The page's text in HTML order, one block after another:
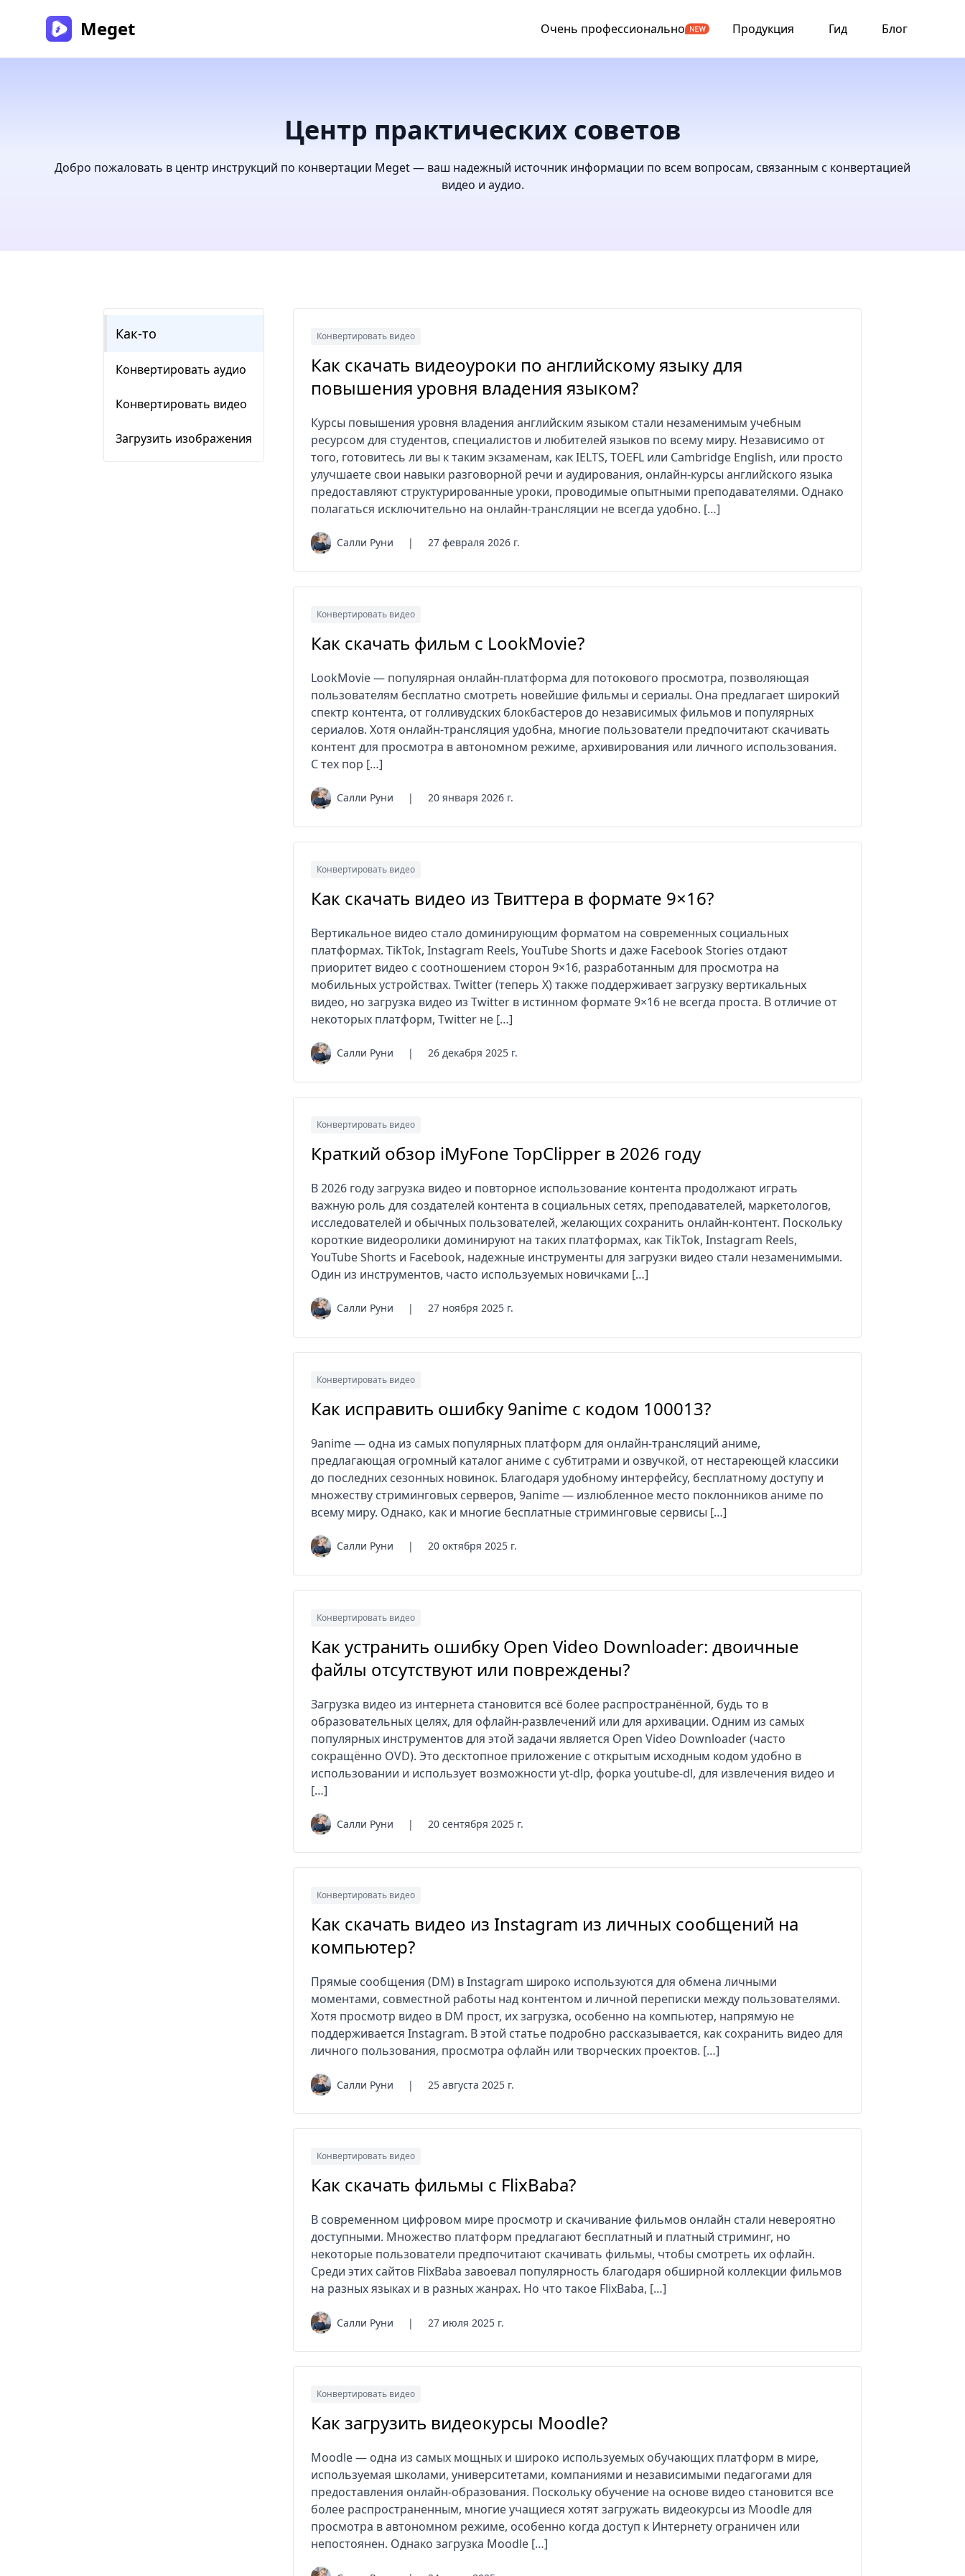
Meget Очень профессионально Продукция Гид Блог
Центр практических советов
Добро пожаловать в центр инструкций по конвертации Meget — ваш надежный источник информации по всем вопросам, связанным с конвертацией
видео и аудио.
Как-то
Конвертировать аудио
Конвертировать видео
Загрузить изображения
Конвертировать видео
Как скачать видеоуроки по английскому языку для
повышения уровня владения языком?
Курсы повышения уровня владения английским языком стали незаменимым учебным
ресурсом для студентов, специалистов и любителей языков по всему миру. Независимо от
того, готовитесь ли вы к таким экзаменам, как IELTS, TOEFL или Cambridge English, или просто
улучшаете свои навыки разговорной речи и аудирования, онлайн-курсы английского языка
предоставляют структурированные уроки, проводимые опытными преподавателями. Однако
полагаться исключительно на онлайн-трансляции не всегда удобно. […]
Салли Руни | 27 февраля 2026 г.
Конвертировать видео
Как скачать фильм с LookMovie?
LookMovie — популярная онлайн-платформа для потокового просмотра, позволяющая
пользователям бесплатно смотреть новейшие фильмы и сериалы. Она предлагает широкий
спектр контента, от голливудских блокбастеров до независимых фильмов и популярных
сериалов. Хотя онлайн-трансляция удобна, многие пользователи предпочитают скачивать
контент для просмотра в автономном режиме, архивирования или личного использования.
С тех пор […]
Салли Руни | 20 января 2026 г.
Конвертировать видео
Как скачать видео из Твиттера в формате 9×16?
Вертикальное видео стало доминирующим форматом на современных социальных
платформах. TikTok, Instagram Reels, YouTube Shorts и даже Facebook Stories отдают
приоритет видео с соотношением сторон 9×16, разработанным для просмотра на
мобильных устройствах. Twitter (теперь X) также поддерживает загрузку вертикальных
видео, но загрузка видео из Twitter в истинном формате 9×16 не всегда проста. В отличие от
некоторых платформ, Twitter не […]
Салли Руни | 26 декабря 2025 г.
Конвертировать видео
Краткий обзор iMyFone TopClipper в 2026 году
В 2026 году загрузка видео и повторное использование контента продолжают играть
важную роль для создателей контента в социальных сетях, преподавателей, маркетологов,
исследователей и обычных пользователей, желающих сохранить онлайн-контент. Поскольку
короткие видеоролики доминируют на таких платформах, как TikTok, Instagram Reels,
YouTube Shorts и Facebook, надежные инструменты для загрузки видео стали незаменимыми.
Один из инструментов, часто используемых новичками […]
Салли Руни | 27 ноября 2025 г.
Конвертировать видео
Как исправить ошибку 9anime с кодом 100013?
9anime — одна из самых популярных платформ для онлайн-трансляций аниме,
предлагающая огромный каталог аниме с субтитрами и озвучкой, от нестареющей классики
до последних сезонных новинок. Благодаря удобному интерфейсу, бесплатному доступу и
множеству стриминговых серверов, 9anime — излюбленное место поклонников аниме по
всему миру. Однако, как и многие бесплатные стриминговые сервисы […]
Салли Руни | 20 октября 2025 г.
Конвертировать видео
Как устранить ошибку Open Video Downloader: двоичные
файлы отсутствуют или повреждены?
Загрузка видео из интернета становится всё более распространённой, будь то в
образовательных целях, для офлайн-развлечений или для архивации. Одним из самых
популярных инструментов для этой задачи является Open Video Downloader (часто
сокращённо OVD). Это десктопное приложение с открытым исходным кодом удобно в
использовании и использует возможности yt-dlp, форка youtube-dl, для извлечения видео и
[…]
Салли Руни | 20 сентября 2025 г.
Конвертировать видео
Как скачать видео из Instagram из личных сообщений на
компьютер?
Прямые сообщения (DM) в Instagram широко используются для обмена личными
моментами, совместной работы над контентом и личной переписки между пользователями.
Хотя просмотр видео в DM прост, их загрузка, особенно на компьютер, напрямую не
поддерживается Instagram. В этой статье подробно рассказывается, как сохранить видео для
личного пользования, просмотра офлайн или творческих проектов. […]
Салли Руни | 25 августа 2025 г.
Конвертировать видео
Как скачать фильмы с FlixBaba?
В современном цифровом мире просмотр и скачивание фильмов онлайн стали невероятно
доступными. Множество платформ предлагают бесплатный и платный стриминг, но
некоторые пользователи предпочитают скачивать фильмы, чтобы смотреть их офлайн.
Среди этих сайтов FlixBaba завоевал популярность благодаря обширной коллекции фильмов
на разных языках и в разных жанрах. Но что такое FlixBaba, […]
Салли Руни | 27 июля 2025 г.
Конвертировать видео
Как загрузить видеокурсы Moodle?
Moodle — одна из самых мощных и широко используемых обучающих платформ в мире,
используемая школами, университетами, компаниями и независимыми педагогами для
предоставления онлайн-образования. Поскольку обучение на основе видео становится все
более распространенным, многие учащиеся хотят загружать видеокурсы из Moodle для
просмотра в автономном режиме, особенно когда доступ к Интернету ограничен или
непостоянен. Однако загрузка Moodle […]